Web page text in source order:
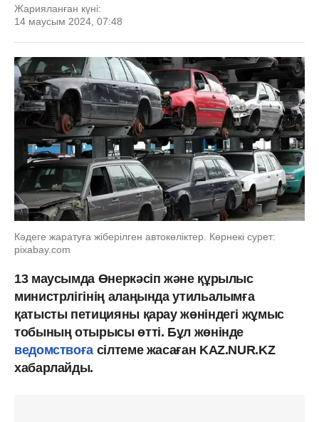
Жарияланған күні:
14 маусым 2024, 07:48
Кәдеге жаратуға жіберілген автокөліктер. Көрнекі сурет:
pixabay.com
13 маусымда Өнеркәсіп және құрылыс
министрлігінің алаңында утильалымға
қатысты петицияны қарау жөніндегі жұмыс
тобының отырысы өтті. Бұл жөнінде
ведомствоға сілтеме жасаған KAZ.NUR.KZ
хабарлайды.